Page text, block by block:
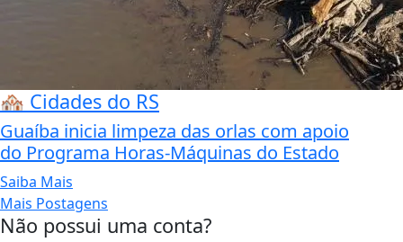
🏘️ Cidades do RS
Guaíba inicia limpeza das orlas com apoio
do Programa Horas-Máquinas do Estado
Saiba Mais
Mais Postagens
Não possui uma conta?